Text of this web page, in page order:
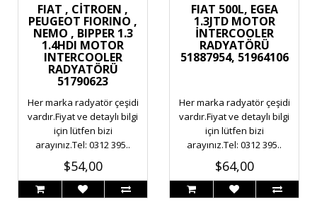
FIAT , CİTROEN ,
PEUGEOT FIORINO ,
NEMO , BIPPER 1.3
1.4HDI MOTOR
INTERCOOLER
RADYATÖRÜ
51790623
Her marka radyatör çeşidi
vardır.Fiyat ve detaylı bilgi
için lütfen bizi
arayınız.Tel: 0312 395..
$54,00
FIAT 500L, EGEA
1.3JTD MOTOR
İNTERCOOLER
RADYATÖRÜ
51887954, 51964106
Her marka radyatör çeşidi
vardır.Fiyat ve detaylı bilgi
için lütfen bizi
arayınız.Tel: 0312 395..
$64,00